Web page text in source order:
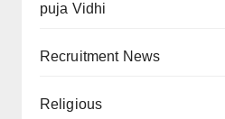
puja Vidhi
Recruitment News
Religious